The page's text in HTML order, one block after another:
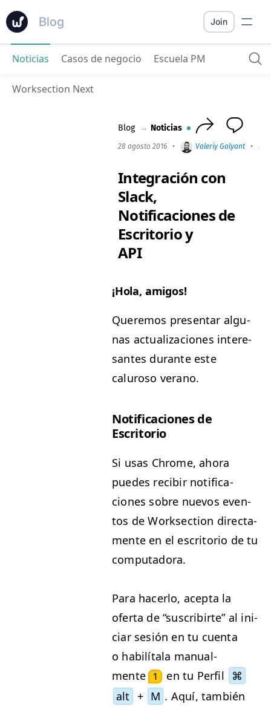
Blog
Integración con Slack, Notificaciones de Escritorio y API
Join
Noticias Casos de negocio Escuela PM
Worksection Next
Blog → Noticias
28 agosto 2016 • Valeriy Galyant • 3
Integración con
Slack,
Notificaciones de
Escritorio y
API
¡Hola, ami­gos!
Quer­e­mos pre­sen­tar algu­
nas actu­al­iza­ciones intere­
santes durante este
caluroso verano.
Noti­fi­ca­ciones de
Escritorio
Si usas Chrome, aho­ra
puedes recibir noti­fi­ca­
ciones sobre nuevos even­
tos de Work­sec­tion direc­ta­
mente en el escrito­rio de tu
computadora.
Para hac­er­lo, acep­ta la
ofer­ta de “suscribirte” al ini­
ciar sesión en tu cuen­ta
o habilí­ta­la man­ual­
mente
1 en tu Per­fil
⌘
alt + М . Aquí, tam­bién